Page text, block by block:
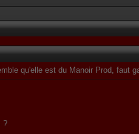
qu'elle est du Manoir Prod, faut
?